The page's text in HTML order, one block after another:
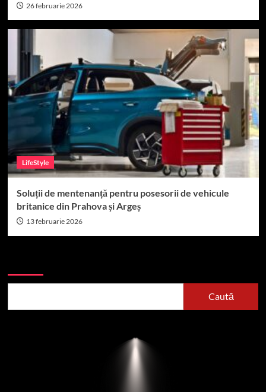
26 februarie 2026
LifeStyle
Soluții de mentenanță pentru posesorii de vehicule
britanice din Prahova și Argeș
13 februarie 2026
Caută